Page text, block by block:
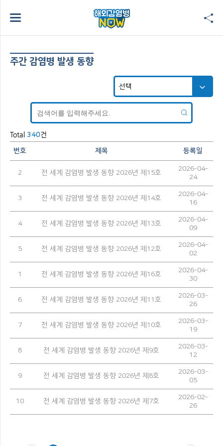
주간 감염병 발생 동향
Total 340건
번호 제목 등록일
2 전 세계 감염병 발생 동향 2026년 제15호
2026-04-
24
3 전 세계 감염병 발생 동향 2026년 제14호
2026-04-
16
4 전 세계 감염병 발생 동향 2026년 제13호
2026-04-
09
5 전 세계 감염병 발생 동향 2026년 제12호
2026-04-
02
1 전 세계 감염병 발생 동향 2026년 제16호
2026-04-
30
6 전 세계 감염병 발생 동향 2026년 제11호
2026-03-
26
7 전 세계 감염병 발생 동향 2026년 제10호
2026-03-
19
8 전 세계 감염병 발생 동향 2026년 제9호
2026-03-
12
9 전 세계 감염병 발생 동향 2026년 제8호
2026-03-
05
10 전 세계 감염병 발생 동향 2026년 제7호
2026-02-
26